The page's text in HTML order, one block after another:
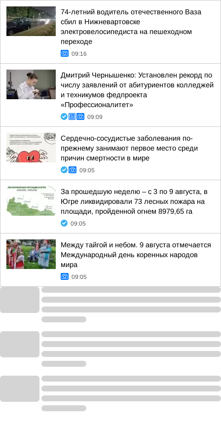
74-летний водитель отечественного Ваза
сбил в Нижневартовске
электровелосипедиста на пешеходном
переходе
09:16
Дмитрий Чернышенко: Установлен рекорд по
числу заявлений от абитуриентов колледжей
и техникумов федпроекта
«Профессионалитет»
09:09
Сердечно-сосудистые заболевания по-
прежнему занимают первое место среди
причин смертности в мире
09:05
За прошедшую неделю – с 3 по 9 августа, в
Югре ликвидировали 73 лесных пожара на
площади, пройденной огнем 8979,65 га
09:05
Между тайгой и небом. 9 августа отмечается
Международный день коренных народов
мира
09:05